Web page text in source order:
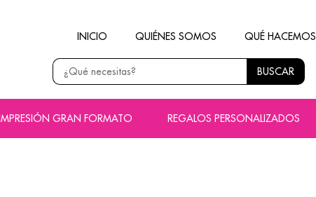
INICIO QUIÉNES SOMOS QUÉ HACEMOS
BUSCAR
IMPRESIÓN GRAN FORMATO REGALOS PERSONALIZADOS